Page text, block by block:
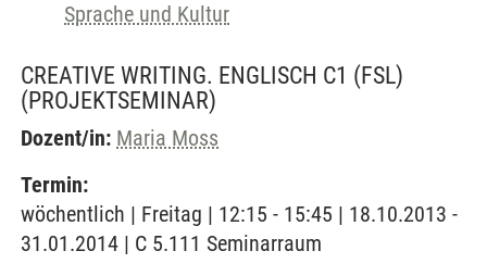
Sprache und Kultur
CREATIVE WRITING. ENGLISCH C1 (FSL)
(PROJEKTSEMINAR)
Dozent/in: Maria Moss
Termin:
wöchentlich | Freitag | 12:15 - 15:45 | 18.10.2013 -
31.01.2014 | C 5.111 Seminarraum